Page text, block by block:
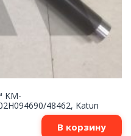
KM-
48462, Katun
В корзину